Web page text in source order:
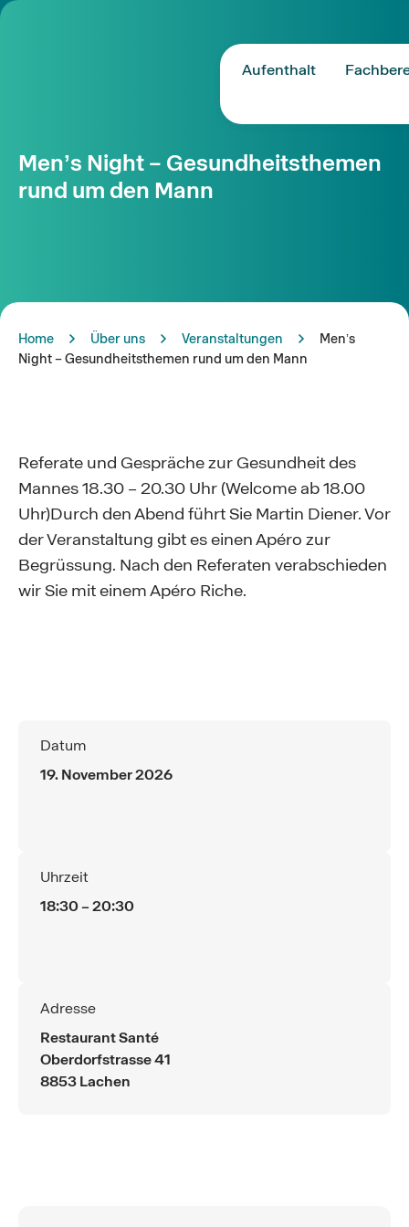
Aufenthalt
Menʼs Night – Gesundheitsthemen
rund um den Mann
Home Über uns Veranstaltungen
Menʼs
Night – Gesundheitsthemen rund um den Mann
Referate und Gespräche zur Gesundheit des
Mannes 18.30 – 20.30 Uhr (Welcome ab 18.00
Uhr)Durch den Abend führt Sie Martin Diener. Vor
der Veranstaltung gibt es einen Apéro zur
Begrüssung. Nach den Referaten verabschieden
wir Sie mit einem Apéro Riche.
Datum
19. November 2026
Uhrzeit
18:30 – 20:30
Adresse
Restaurant Santé
Oberdorfstrasse 41
8853 Lachen